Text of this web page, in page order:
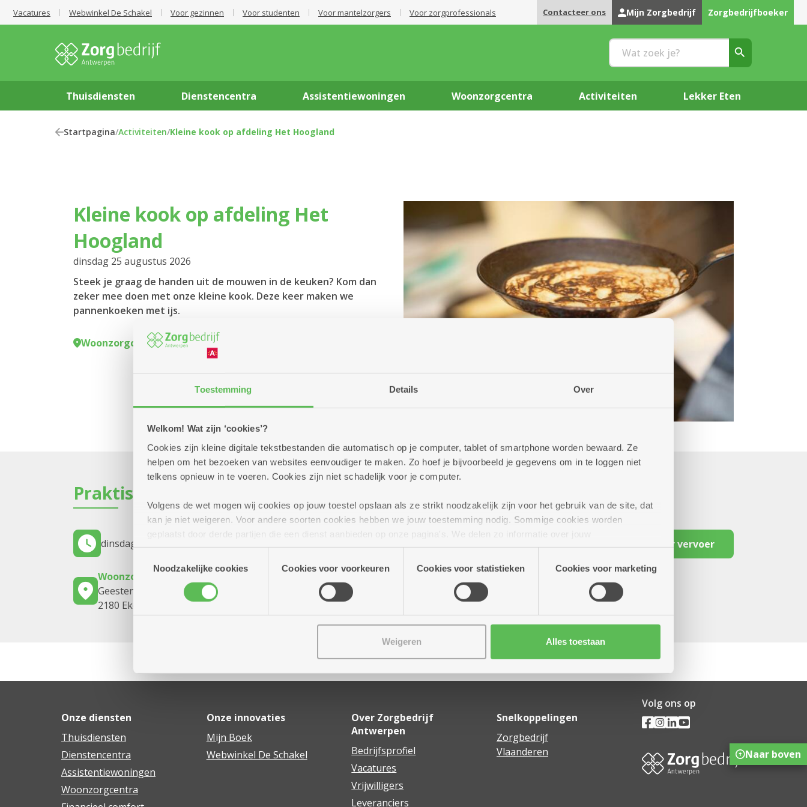
Toestemming Details Over
Welkom! Wat zijn ‘cookies’?
Cookies zijn kleine digitale tekstbestanden die automatisch op je computer, tablet of smartphone worden bewaard. Ze
helpen om het bezoeken van websites eenvoudiger te maken. Zo hoef je bijvoorbeeld je gegevens om in te loggen niet
telkens opnieuw in te voeren. Cookies zijn niet schadelijk voor je computer.
Volgens de wet mogen wij cookies op jouw toestel opslaan als ze strikt noodzakelijk zijn voor het gebruik van de site, dat
kan je niet weigeren. Voor andere soorten cookies hebben we jouw toestemming nodig. Sommige cookies worden
geplaatst door derde partijen die een dienst aanbieden op onze pagina's. We delen zo informatie over jouw
(geanonimiseerd) gebruik van onze site voor social media, advertenties en analyse. Deze partners kunnen deze gegevens
Noodzakelijke cookies
Cookies voor voorkeuren Cookies voor statistieken Cookies voor marketing
Weigeren Alles toestaan
Vacatures Webwinkel De Schakel Voor gezinnen Voor studenten Voor mantelzorgers Voor zorgprofessionals Contacteer ons Mijn Zorgbedrijf Zorgbedrijfboeker
Thuisdiensten Dienstencentra Assistentiewoningen Woonzorgcentra Activiteiten Lekker Eten
Startpagina/Activiteiten/Kleine kook op afdeling Het Hoogland
Kleine kook op afdeling Het
Hoogland
dinsdag 25 augustus 2026
Steek je graag de handen uit de mouwen in de keuken? Kom dan
zeker mee doen met onze kleine kook. Deze keer maken we
pannenkoeken met ijs.
Woonzorgcentrum Hof De Beuken
Praktisch
dinsdag 25 augustus 2026 Reserveer vervoer
Woonzorgcentrum Hof De Beuken
Geestenspoor 73
2180 Ekeren
Onze diensten
Thuisdiensten
Dienstencentra
Assistentiewoningen
Woonzorgcentra
Onze innovaties
Mijn Boek
Webwinkel De Schakel
Over Zorgbedrijf
Antwerpen
Bedrijfsprofiel
Vacatures
Vrijwilligers
Leveranciers
Snelkoppelingen
Zorgbedrijf
Vlaanderen
Volg ons op
Naar boven